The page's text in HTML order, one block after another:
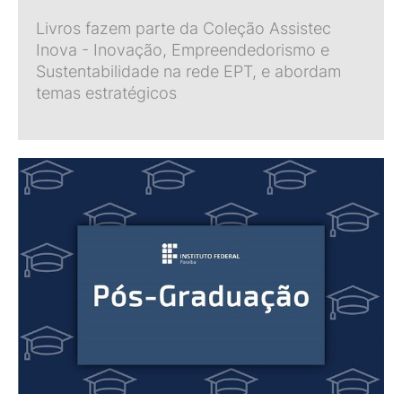
Livros fazem parte da Coleção Assistec
Inova - Inovação, Empreendedorismo e
Sustentabilidade na rede EPT, e abordam
temas estratégicos